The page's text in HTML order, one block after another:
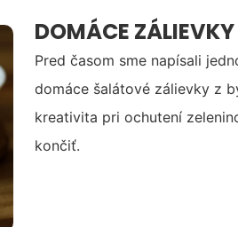
DOMÁCE
Pred časom sme napísali
domáce šalátové zálievky z
kreativita pri ochutení
končiť.